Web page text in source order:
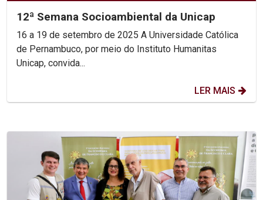
12ª Semana Socioambiental da Unicap
16 a 19 de setembro de 2025 A Universidade Católica
de Pernambuco, por meio do Instituto Humanitas
Unicap, convida...
LER MAIS